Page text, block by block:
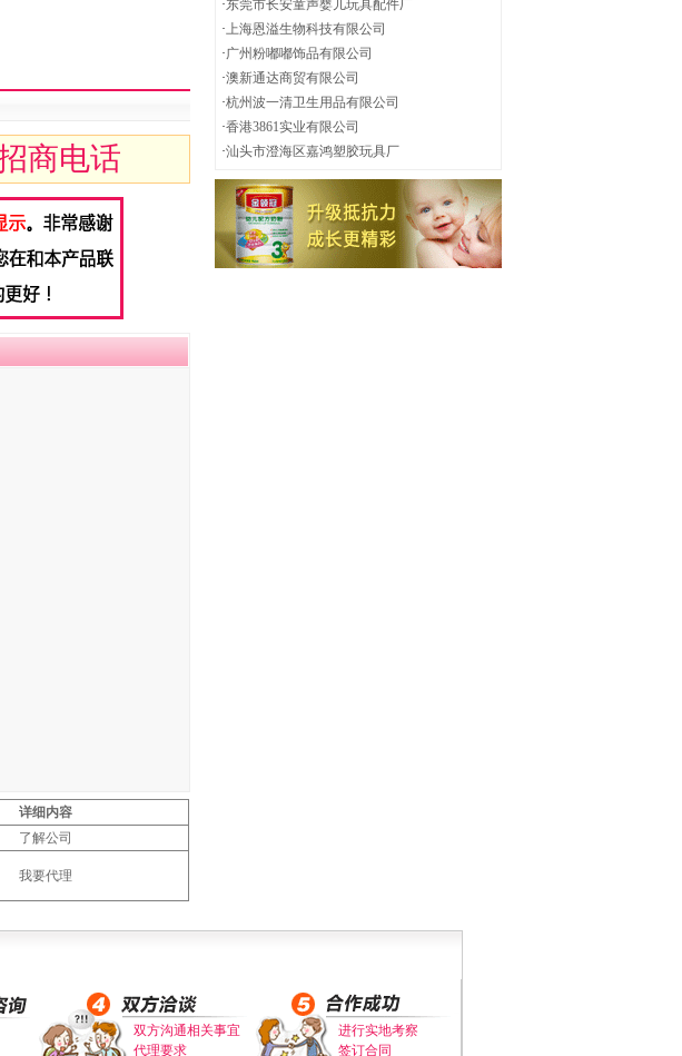
商电话
详细内容
了解公司
我要代理
·东莞市长安童声婴儿玩具配件厂
·上海恩溢生物科技有限公司
·广州粉嘟嘟饰品有限公司
·澳新通达商贸有限公司
·杭州波一清卫生用品有限公司
·香港3861实业有限公司
·汕头市澄海区嘉鸿塑胶玩具厂
双方沟通相关事宜
代理要求
进行实地考察
签订合同